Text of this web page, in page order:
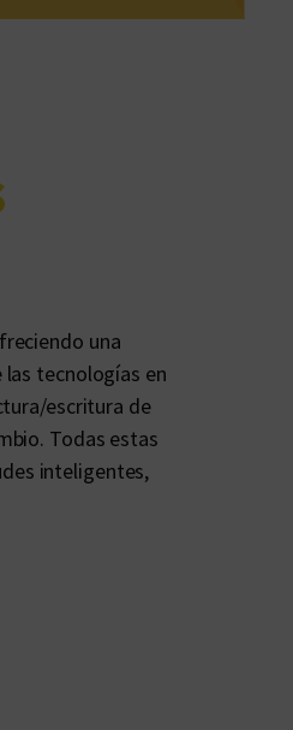
una
tecnologías en
escritura de
Todas estas
inteligentes,